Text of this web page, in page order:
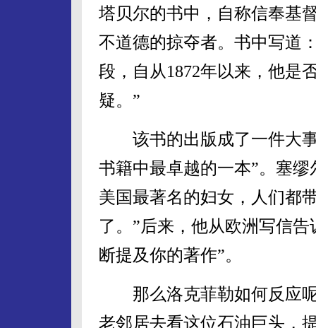
塔贝尔的书中，自称信奉基
不道德的掠夺者。书中写道
段，自从1872年以来，他是
疑。”
该书的出版成了一件大事
书籍中最卓越的一本”。塞
美国最著名的妇女，人们都
了。”后来，他从欧洲写信
断提及你的著作”。
那么洛克菲勒如何反应呢
老邻居去看这位石油巨头，